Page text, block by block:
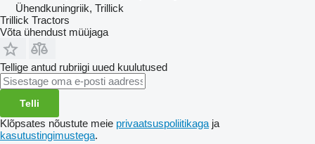
Ühendkuningriik, Trillick
Trillick Tractors
Võta ühendust müüjaga
Tellige antud rubriigi uued kuulutused
Telli
Klõpsates nõustute meie privaatsuspoliitikaga ja
kasutustingimustega.